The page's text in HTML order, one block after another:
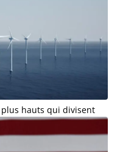
plus hauts qui divisent